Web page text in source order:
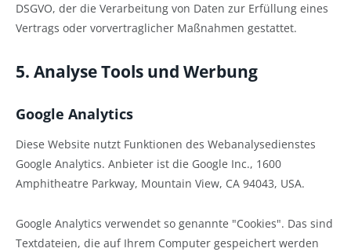
DSGVO, der die Verarbeitung von Daten zur Erfüllung eines
Vertrags oder vorvertraglicher Maßnahmen gestattet.
5. Analyse Tools und Werbung
Google Analytics
Diese Website nutzt Funktionen des Webanalysedienstes
Google Analytics. Anbieter ist die Google Inc., 1600
Amphitheatre Parkway, Mountain View, CA 94043, USA.
Google Analytics verwendet so genannte "Cookies". Das sind
Textdateien, die auf Ihrem Computer gespeichert werden